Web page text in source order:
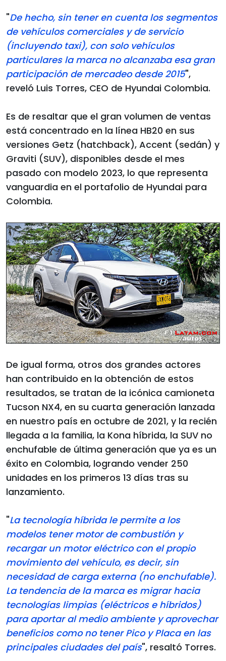
"De hecho, sin tener en cuenta los segmentos
de vehículos comerciales y de servicio
(incluyendo taxi), con solo vehículos
particulares la marca no alcanzaba esa gran
participación de mercadeo desde 2015",
reveló Luis Torres, CEO de Hyundai Colombia.
Es de resaltar que el gran volumen de ventas
está concentrado en la línea HB20 en sus
versiones Getz (hatchback), Accent (sedán) y
Graviti (SUV), disponibles desde el mes
pasado con modelo 2023, lo que representa
vanguardia en el portafolio de Hyundai para
Colombia.
De igual forma, otros dos grandes actores
han contribuido en la obtención de estos
resultados, se tratan de la icónica camioneta
Tucson NX4, en su cuarta generación lanzada
en nuestro país en octubre de 2021, y la recién
llegada a la familia, la Kona híbrida, la SUV no
enchufable de última generación que ya es un
éxito en Colombia, logrando vender 250
unidades en los primeros 13 días tras su
lanzamiento.
"La tecnología híbrida le permite a los
modelos tener motor de combustión y
recargar un motor eléctrico con el propio
movimiento del vehículo, es decir, sin
necesidad de carga externa (no enchufable).
La tendencia de la marca es migrar hacia
tecnologías limpias (eléctricos e híbridos)
para aportar al medio ambiente y aprovechar
beneficios como no tener Pico y Placa en las
principales ciudades del país", resaltó Torres.